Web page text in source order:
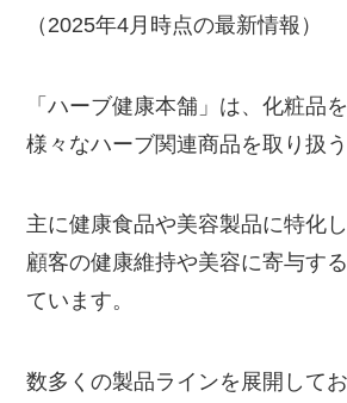
（2025年4月時点の最新情報）
「ハーブ健康本舗」は、化粧品
様々なハーブ関連商品を取り扱う
主に健康食品や美容製品に特化し
顧客の健康維持や美容に寄与す
ています。
数多くの製品ラインを展開してお